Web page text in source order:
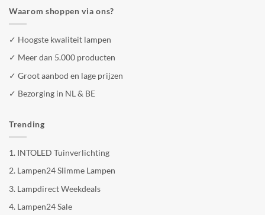
Waarom shoppen via ons?
✓ Hoogste kwaliteit lampen
✓ Meer dan 5.000 producten
✓ Groot aanbod en lage prijzen
✓ Bezorging in NL & BE
Trending
1. INTOLED Tuinverlichting
2. Lampen24 Slimme Lampen
3. Lampdirect Weekdeals
4. Lampen24 Sale